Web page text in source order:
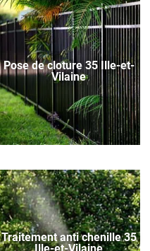
Pose de cloture 35 Ille-et-
Vilaine
Traitement anti chenille 35